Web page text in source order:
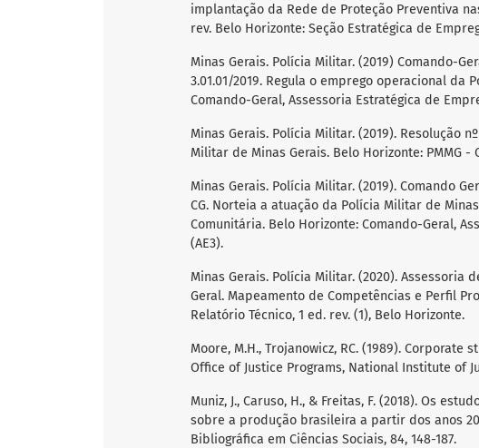
implantação da Rede de Proteção Preventiva
rev. Belo Horizonte: Seção Estratégica de
Minas Gerais. Polícia Militar. (2019) Comando-
3.01.01/2019. Regula o emprego operacional da
Comando-Geral, Assessoria Estratégica de
Minas Gerais. Polícia Militar. (2019). Resolução
Militar de Minas Gerais. Belo Horizonte: PMMG -
Minas Gerais. Polícia Militar. (2019). Comando
CG. Norteia a atuação da Polícia Militar de
Comunitária. Belo Horizonte: Comando-Geral,
(AE3).
Minas Gerais. Polícia Militar. (2020). Assessoria
Geral. Mapeamento de Competências e Perfil
Relatório Técnico, 1 ed. rev. (1), Belo Horizonte.
Moore, M.H., Trojanowicz, RC. (1989).
Office of Justice Programs, National Institute of
Muniz, J., Caruso, H., & Freitas, F. (2018). Os
sobre a produção brasileira a partir dos anos
Bibliográfica em Ciências Sociais, 84, 148-187.